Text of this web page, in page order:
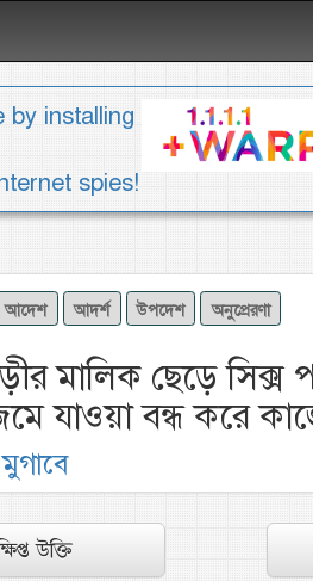
by installing
spies!
আদেশ আদর্শ উপদেশ অনুপ্রেরণা
মালিক ছেড়ে সিক্স
যাওয়া বন্ধ করে
মুগাবে
উক্তি